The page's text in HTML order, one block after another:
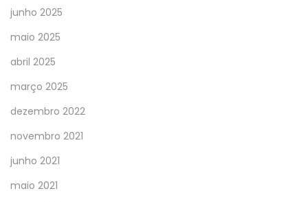
junho 2025
maio 2025
abril 2025
março 2025
dezembro 2022
novembro 2021
junho 2021
maio 2021